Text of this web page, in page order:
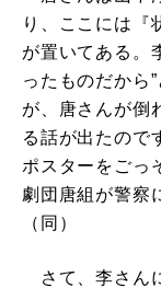
り、ここには『
が置いてある。
ったものだから
が、唐さんが倒
る話が出たので
ポスターをごっ
劇団唐組が警察
（同）
さて、李さん